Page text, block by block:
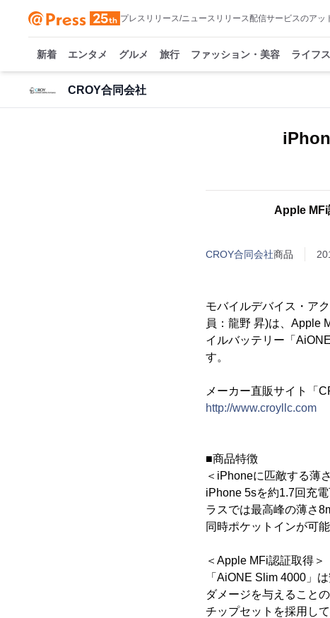
プレスリリース/ニュースリリース配信サービスのアッ
新着 エンタメ グルメ 旅行 ファッション・美容 ライフ
CROY合同会社
Apple MFi
CROY合同会社商品
モバイルデバイス・ア
員：龍野 昇)は、Apple
イルバッテリー「
す。
メーカー直販サイト「
http://www.croyllc.com
■商品特徴
＜iPhoneに匹敵する薄
iPhone 5sを約1.7回充
ラスでは最高峰の薄さ
同時ポケットインが可能
＜Apple MFi認証取得＞
「AiONE Slim 4000」
ダメージを与えること
チップセットを採用し